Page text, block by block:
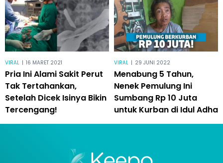
VIRAL | 16 MARET 2021
Pria Ini Alami Sakit Perut
Tak Tertahankan,
Setelah Dicek Isinya Bikin
Tercengang!
VIRAL | 29 JUNI 2022
Menabung 5 Tahun,
Nenek Pemulung Ini
Sumbang Rp 10 Juta
untuk Kurban di Idul Adha